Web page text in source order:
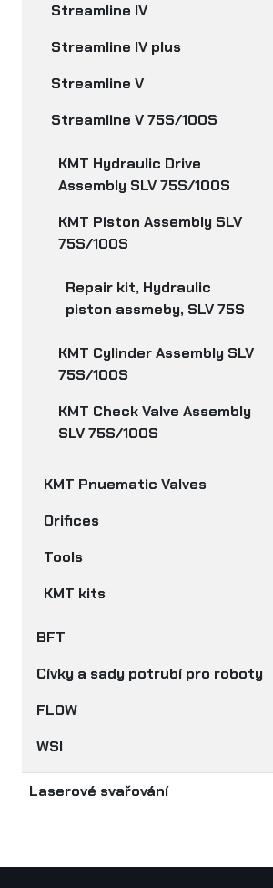
Streamline IV
Streamline IV plus
Streamline V
Streamline V 75S/100S
KMT Hydraulic Drive
Assembly SLV 75S/100S
KMT Piston Assembly SLV
75S/100S
Repair kit, Hydraulic
piston assmeby, SLV 75S
KMT Cylinder Assembly SLV
75S/100S
KMT Check Valve Assembly
SLV 75S/100S
KMT Pnuematic Valves
Orifices
Tools
KMT kits
BFT
Cívky a sady potrubí pro roboty
FLOW
WSI
Laserové svařování